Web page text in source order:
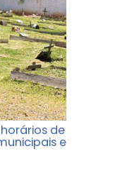
de
e